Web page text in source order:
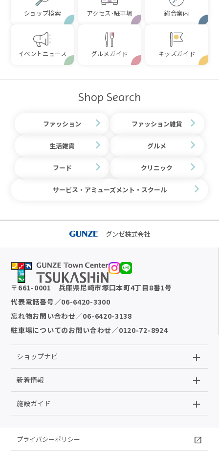
ショップ検索 アクセス･駐車場 総合案内
イベントニュース グルメガイド キッズガイド
Shop Search
ファッション ファッション雑貨
生活雑貨 グルメ
フード クリニック
サービス・アミューズメント・スクール
グンゼ株式会社
〒 661-0001
兵庫県尼崎市塚口本町4丁目8番1号
代表電話番号 ／06-6420-3300
忘れ物お問い合わせ／06-6420-3138
駐車場についてのお問い合わせ／0120-72-8924
ショップナビ
新着情報
施設ガイド
プライバシーポリシー